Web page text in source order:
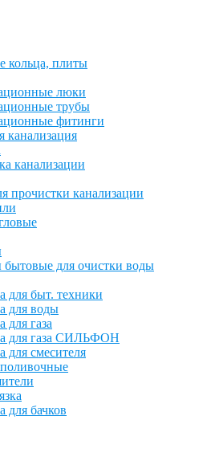
кольца, плиты
люки
трубы
фитинги
канализация
канализации
прочистки канализации
для очистки воды
для быт. техники
для воды
для газа
для газа СИЛЬФОН
для смесителя
для бачков